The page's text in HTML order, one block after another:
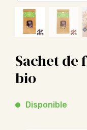
Sachet
bio
Disponible